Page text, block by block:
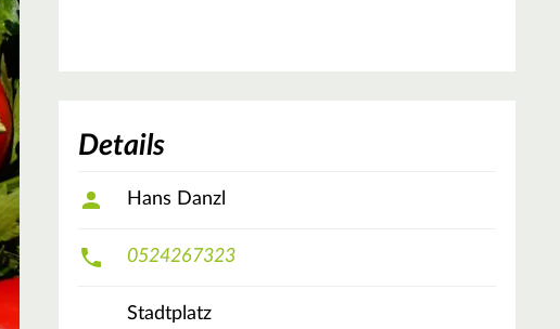
Details
Hans Danzl
0524267323
Stadtplatz